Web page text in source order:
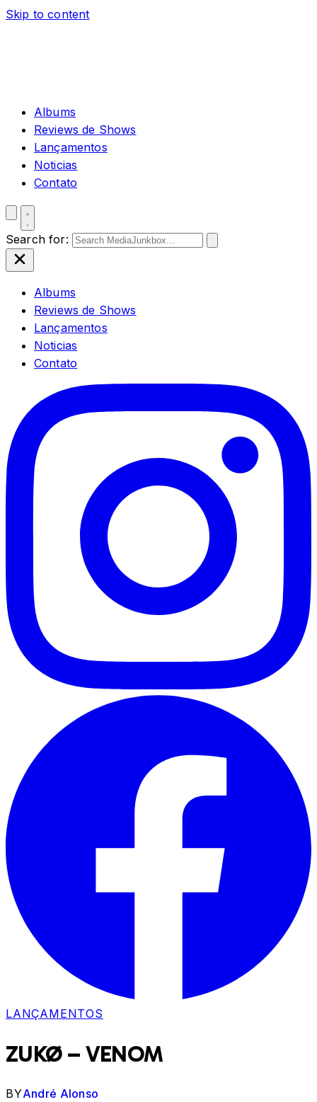
Skip to content
Albums
Reviews de Shows
Lançamentos
Noticias
Contato
Search for:
Albums
Reviews de Shows
Lançamentos
Noticias
Contato
LANÇAMENTOS
ZUKØ – VENOM
BYAndré Alonso